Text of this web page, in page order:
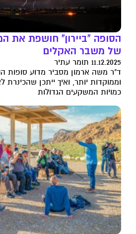
הסופה "ביירון" חושפת את
של משבר האקלים
11.12.2025 תומר עתיר
ד"ר משה ארמון מסביר מדוע סופות
וממוקדות יותר, ואיך ייתכן
כמויות המשקעים הגדולות